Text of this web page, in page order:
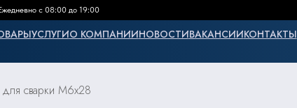
с 08:00 до 19:00
УСЛУГИО КОМПАНИИНОВОСТИВАКАНСИИКОНТАКТЫ
сварки М6x28